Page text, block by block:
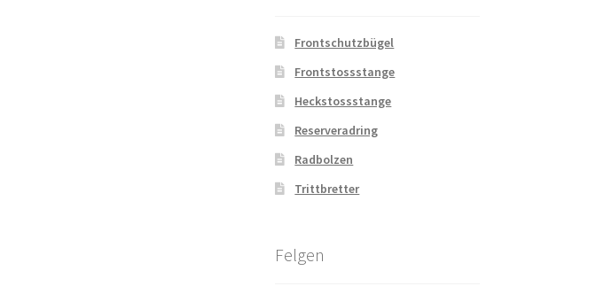
Frontschutzbügel
Frontstossstange
Heckstossstange
Reserveradring
Radbolzen
Trittbretter
Felgen